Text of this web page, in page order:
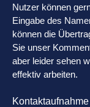
Nutzer können
Eingabe des
können die
Sie unser
aber leider sehen
effektiv arbeiten.
Kontaktaufnahme